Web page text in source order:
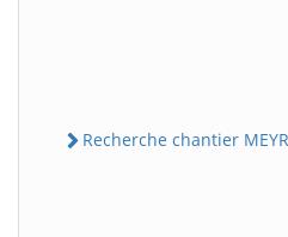
Recherche chantier